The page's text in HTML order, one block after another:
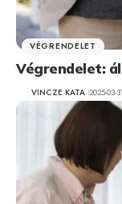
VÉGRENDELET
Végrendelet:
VINCZE KATA 2025-03-31